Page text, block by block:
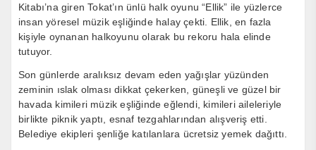
Kitabı’na giren Tokat’ın ünlü halk oyunu “Ellik” ile yüzlerce
insan yöresel müzik eşliğinde halay çekti. Ellik, en fazla
kişiyle oynanan halkoyunu olarak bu rekoru hala elinde
tutuyor.
Son günlerde aralıksız devam eden yağışlar yüzünden
zeminin ıslak olması dikkat çekerken, güneşli ve güzel bir
havada kimileri müzik eşliğinde eğlendi, kimileri aileleriyle
birlikte piknik yaptı, esnaf tezgahlarından alışveriş etti.
Belediye ekipleri şenliğe katılanlara ücretsiz yemek dağıttı.